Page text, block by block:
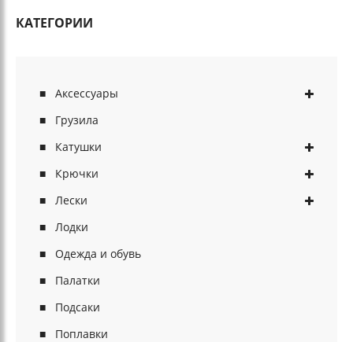
КАТЕГОРИИ
Аксессуары
Грузила
Катушки
Крючки
Лески
Лодки
Одежда и обувь
Палатки
Подсаки
Поплавки